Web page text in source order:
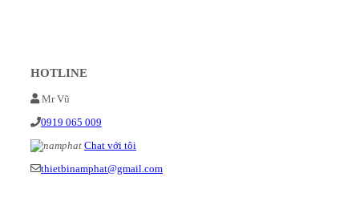
HOTLINE
Mr Vũ
0919 065 009
Chat với tôi
thietbinamphat@gmail.com